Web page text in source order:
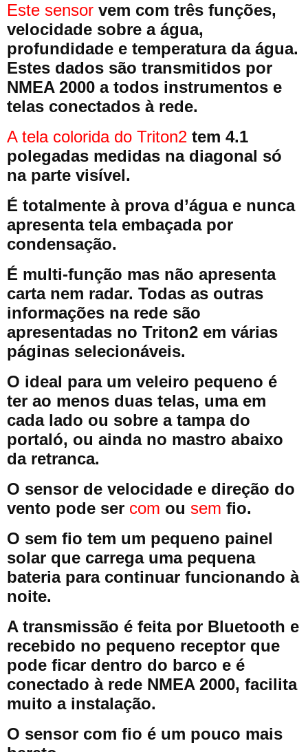
Este sensor vem com três funções,
velocidade sobre a água,
profundidade e temperatura da água.
Estes dados são transmitidos por
NMEA 2000 a todos instrumentos e
telas conectados à rede.
A tela colorida do Triton2 tem 4.1
polegadas medidas na diagonal só
na parte visível.
É totalmente à prova d’água e nunca
apresenta tela embaçada por
condensação.
É multi-função mas não apresenta
carta nem radar. Todas as outras
informações na rede são
apresentadas no Triton2 em várias
páginas selecionáveis.
O ideal para um veleiro pequeno é
ter ao menos duas telas, uma em
cada lado ou sobre a tampa do
portaló, ou ainda no mastro abaixo
da retranca.
O sensor de velocidade e direção do
vento pode ser com ou sem fio.
O sem fio tem um pequeno painel
solar que carrega uma pequena
bateria para continuar funcionando à
noite.
A transmissão é feita por Bluetooth e
recebido no pequeno receptor que
pode ficar dentro do barco e é
conectado à rede NMEA 2000, facilita
muito a instalação.
O sensor com fio é um pouco mais